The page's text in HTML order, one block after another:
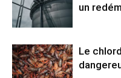
un
Le